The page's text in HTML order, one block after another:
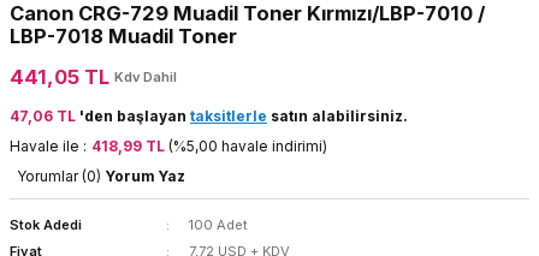
Canon CRG-729 Muadil Toner Kırmızı/LBP-7010 /
LBP-7018 Muadil Toner
441,05 TL Kdv Dahil
47,06 TL 'den başlayan taksitlerle satın alabilirsiniz.
Havale ile : 418,99 TL (%5,00 havale indirimi)
Yorumlar (0) Yorum Yaz
Stok Adedi
100 Adet
Fiyat
7,72 USD + KDV